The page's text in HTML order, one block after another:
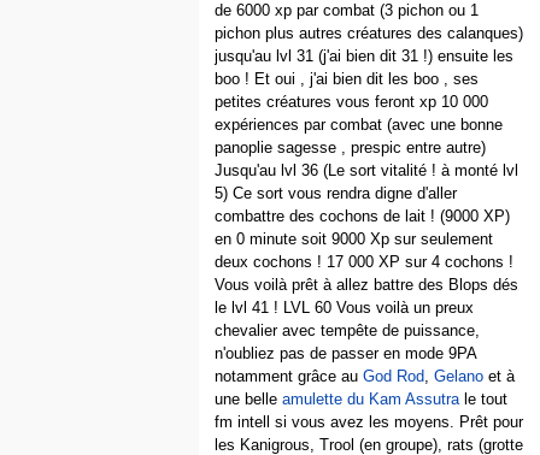
de 6000 xp par combat (3 pichon ou 1
pichon plus autres créatures des calanques)
jusqu'au lvl 31 (j'ai bien dit 31 !) ensuite les
boo ! Et oui , j'ai bien dit les boo , ses
petites créatures vous feront xp 10 000
expériences par combat (avec une bonne
panoplie sagesse , prespic entre autre)
Jusqu'au lvl 36 (Le sort vitalité ! à monté lvl
5) Ce sort vous rendra digne d'aller
combattre des cochons de lait ! (9000 XP)
en 0 minute soit 9000 Xp sur seulement
deux cochons ! 17 000 XP sur 4 cochons !
Vous voilà prêt à allez battre des Blops dés
le lvl 41 ! LVL 60 Vous voilà un preux
chevalier avec tempête de puissance,
n'oubliez pas de passer en mode 9PA
notamment grâce au God Rod Gelanoet à
une belle amulette du Kam Assutrale tout
fm intell si vous avez les moyens. Prêt pour
les Kanigrous, Trool (en groupe), rats (grotte